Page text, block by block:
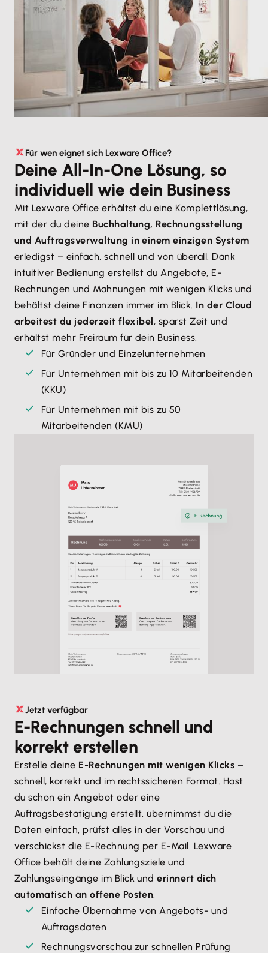
Für wen eignet sich Lexware Office?
Deine All-In-One Lösung, so
individuell wie dein Business
Mit Lexware Office erhältst du eine Komplettlösung,
mit der du deine Buchhaltung, Rechnungsstellung
und Auftragsverwaltung in einem einzigen System
erledigst – einfach, schnell und von überall. Dank
intuitiver Bedienung erstellst du Angebote, E-
Rechnungen und Mahnungen mit wenigen Klicks und
behältst deine Finanzen immer im Blick. In der Cloud
arbeitest du jederzeit flexibel, sparst Zeit und
erhältst mehr Freiraum für dein Business.
Für Gründer und Einzelunternehmen
Für Unternehmen mit bis zu 10 Mitarbeitenden
(KKU)
Für Unternehmen mit bis zu 50
Mitarbeitenden (KMU)
Jetzt verfügbar
E-Rechnungen schnell und
korrekt erstellen
Erstelle deine E-Rechnungen mit wenigen Klicks –
schnell, korrekt und im rechtssicheren Format. Hast
du schon ein Angebot oder eine
Auftragsbestätigung erstellt, übernimmst du die
Daten einfach, prüfst alles in der Vorschau und
verschickst die E-Rechnung per E-Mail. Lexware
Office behält deine Zahlungsziele und
Zahlungseingänge im Blick underinnert dich
automatisch an offene Posten.
Einfache Übernahme von Angebots- und
Auftragsdaten
Rechnungsvorschau zur schnellen Prüfung